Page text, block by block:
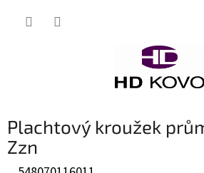
Plachtový kroužek
Zzn